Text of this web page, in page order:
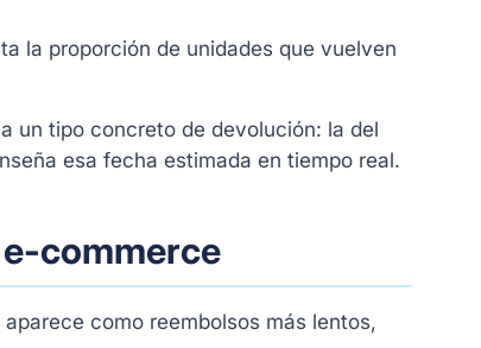
la proporción de unidades que vuelven
un tipo concreto de devolución: la del
esa fecha estimada en tiempo real.
commerce
como reembolsos más lentos,